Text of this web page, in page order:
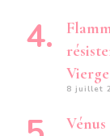
8 juillet